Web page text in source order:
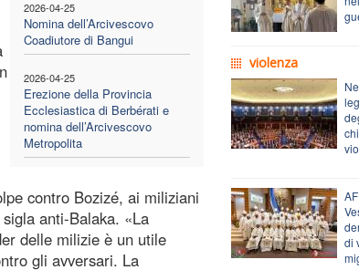
2026-04-25
Nomina dell’Arcivescovo
Coadiutore di Bangui
2026-04-25
Erezione della Provincia
Ecclesiastica di Berbérati e
nomina dell’Arcivescovo
Metropolita
contro Bozizé, ai miliziani
anti-Balaka. «La
delle milizie è un utile
gli avversari. La
violenza
di